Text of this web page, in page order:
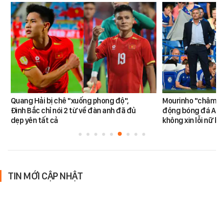
Quang Hải bị chê "xuống phong độ",
Đình Bắc chỉ nói 2 từ về đàn anh đã đủ
dẹp yên tất cả
Mourinho "châm
động bóng đá
không xin lỗi nữ
TIN MỚI CẬP NHẬT